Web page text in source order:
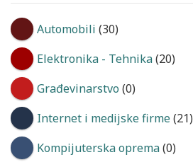
Automobili (30)
Elektronika - Tehnika(20)
Građevinarstvo (0)
Internet i medijske firme(21)
Kompijuterska oprema(0)